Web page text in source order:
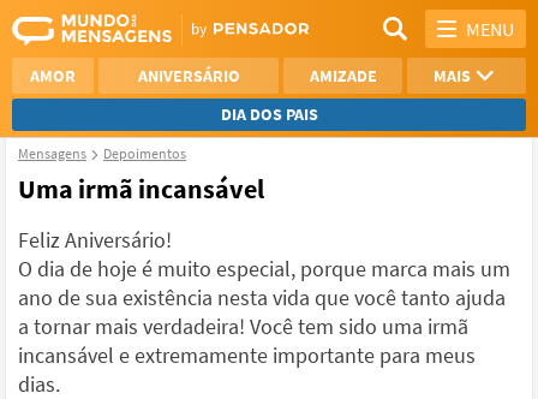
MENU
AMOR ANIVERSÁRIO AMIZADE
MAIS
DIA DOS PAIS
REFLEXÃO
NAMORO
VER TODAS
Mensagens Depoimentos
Uma irmã incansável
Feliz Aniversário!
O dia de hoje é muito especial, porque marca mais um
ano de sua existência nesta vida que você tanto ajuda
a tornar mais verdadeira! Você tem sido uma irmã
incansável e extremamente importante para meus
dias.